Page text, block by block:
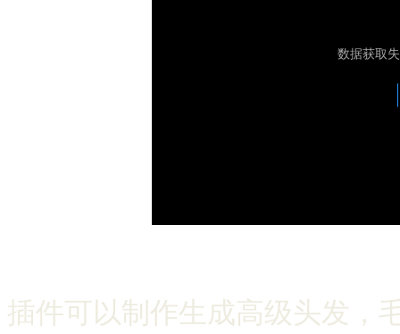
插件可以制作生成高级头发，